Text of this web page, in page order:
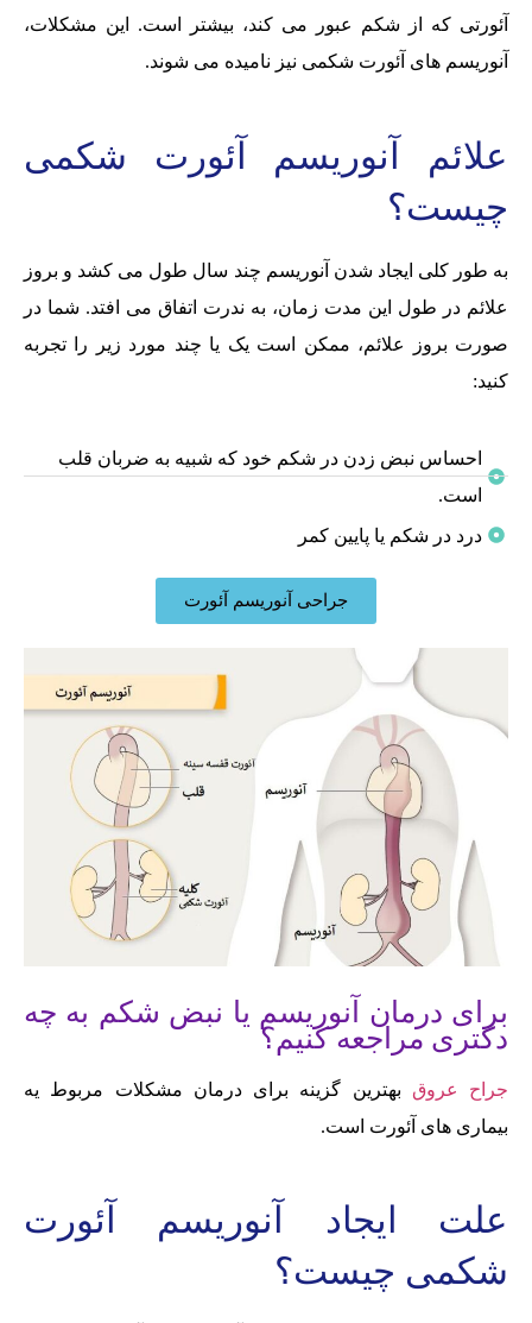
آئورتی که از شکم عبور می کند، بیشتر است. این مشکلات،
آنوریسم های آئورت شکمی نیز نامیده می شوند.
علائم آنوریسم آئورت شکمی
چیست؟
به طور کلی ایجاد شدن آنوریسم چند سال طول می کشد و بروز
علائم در طول این مدت زمان، به ندرت اتفاق می افتد. شما در
صورت بروز علائم، ممکن است یک یا چند مورد زیر را تجربه
کنید:
احساس نبض زدن در شکم خود که شبیه به ضربان قلب
است.
درد در شکم یا پایین کمر
جراحی آنوریسم آئورت
برای درمان آنوریسم یا نبض شکم به چه
دکتری مراجعه کنیم؟
جراح عروق بهترین گزینه برای درمان مشکلات مربوط یه
بیماری های آئورت است.
علت ایجاد آنوریسم آئورت
شکمی چیست؟